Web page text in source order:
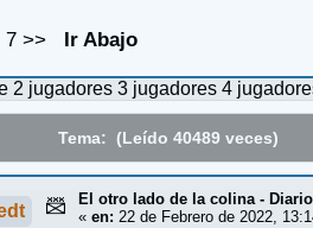
7 >> Ir Abajo
2 jugadores 3 jugadores 4
Tema: (Leído 40489 veces)
El otro lado de la colina -
«en: 22 de Febrero de 2022,